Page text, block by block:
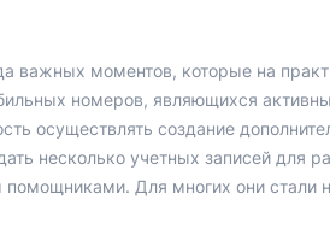
важных моментов, которые на
номеров, являющихся
осуществлять создание
несколько учетных записей для
помощниками. Для многих они